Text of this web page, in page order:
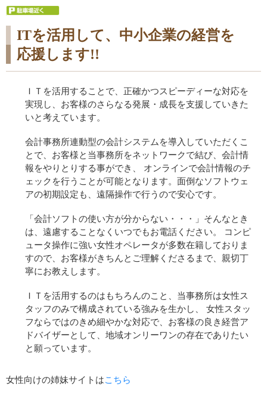
ITを活用して、中小企業の経営を
応援します!!
ＩＴを活用することで、正確かつスピーディーな対応を
実現し、お客様のさらなる発展・成長を支援していきた
いと考えています。
会計事務所連動型の会計システムを導入していただくこ
とで、お客様と当事務所をネットワークで結び、会計情
報をやりとりする事ができ、 オンラインで会計情報のチ
ェックを行うことが可能となります。面倒なソフトウェ
アの初期設定も、遠隔操作で行うので安心です。
「会計ソフトの使い方が分からない・・・」そんなとき
は、遠慮することなくいつでもお電話ください。 コンピ
ュータ操作に強い女性オペレータが多数在籍しておりま
すので、お客様がきちんとご理解くださるまで、親切丁
寧にお教えします。
ＩＴを活用するのはもちろんのこと、当事務所は女性ス
タッフのみで構成されている強みを生かし、 女性スタッ
フならではのきめ細やかな対応で、お客様の良き経営ア
ドバイザーとして、地域オンリーワンの存在でありたい
と願っています。
女性向けの姉妹サイトはこちら